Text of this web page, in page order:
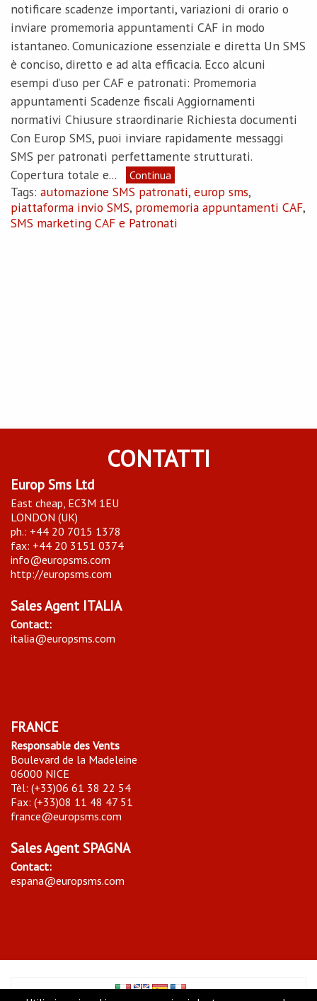
notificare scadenze importanti, variazioni di orario o
inviare promemoria appuntamenti CAF in modo
istantaneo. Comunicazione essenziale e diretta Un SMS
è conciso, diretto e ad alta efficacia. Ecco alcuni
esempi d’uso per CAF e patronati: Promemoria
appuntamenti Scadenze fiscali Aggiornamenti
normativi Chiusure straordinarie Richiesta documenti
Con Europ SMS, puoi inviare rapidamente messaggi
SMS per patronati perfettamente strutturati.
Copertura totale e...
Continua
Tags: automazione SMS patronati, europ sms,
piattaforma invio SMS, promemoria appuntamenti CAF,
SMS marketing CAF e Patronati
CONTATTI
Europ Sms Ltd
East cheap, EC3M 1EU
LONDON (UK)
ph.: +44 20 7015 1378
fax: +44 20 3151 0374
info@europsms.com
http://europsms.com
Sales Agent ITALIA
Contact:
italia@europsms.com
FRANCE
Responsable des Vents
Boulevard de la Madeleine
06000 NICE
Tèl: (+33)06 61 38 22 54
Fax: (+33)08 11 48 47 51
france@europsms.com
Sales Agent SPAGNA
Contact:
espana@europsms.com